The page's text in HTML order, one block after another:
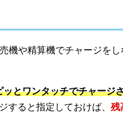
機や精算機でチャージをし
とワンタッチでチャージ
すると指定しておけば、 残